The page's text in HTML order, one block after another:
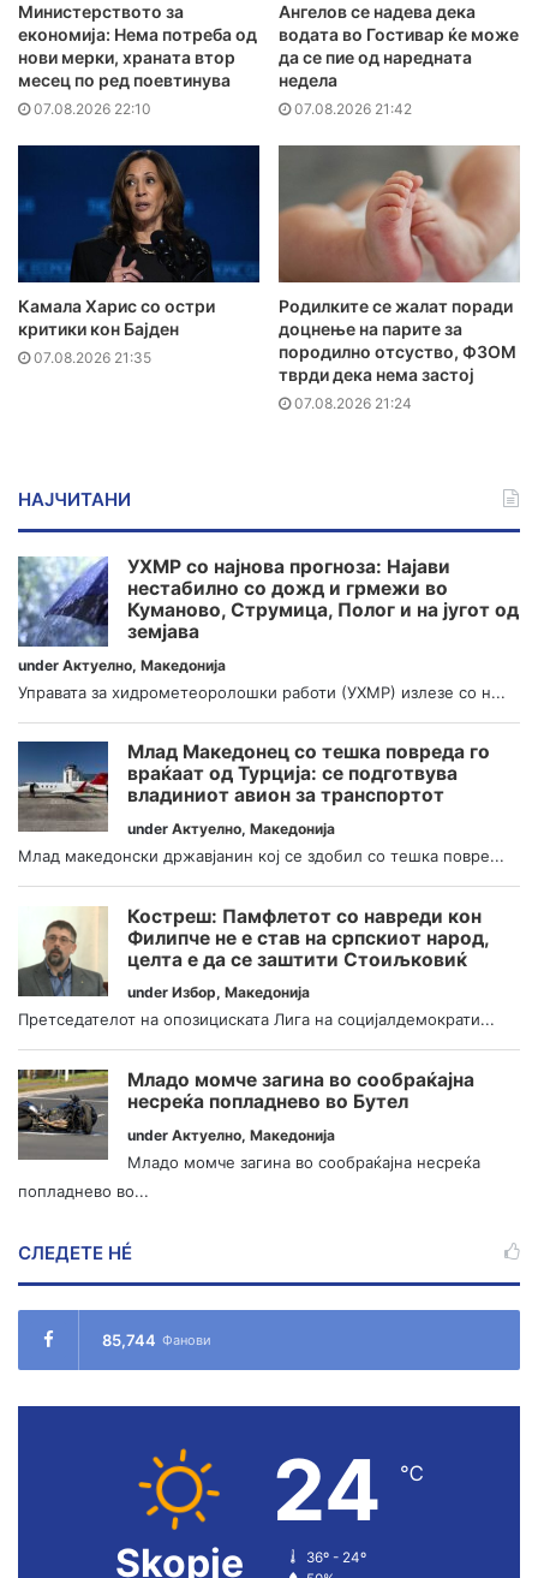
Министерството за
економија: Нема потреба од
нови мерки, храната втор
месец по ред поевтинува
07.08.2026 22:10
Ангелов се надева дека
водата во Гостивар ќе може
да се пие од наредната
недела
07.08.2026 21:42
Камала Харис со остри
критики кон Бајден
07.08.2026 21:35
Родилките се жалат поради
доцнење на парите за
породилно отсуство, ФЗОМ
тврди дека нема застој
07.08.2026 21:24
НАЈЧИТАНИ
УХМР со најнова прогноза: Најави
нестабилно со дожд и грмежи во
Куманово, Струмица, Полог и на југот од
земјава
under Актуелно, Македонија
Управата за хидрометеоролошки работи (УХМР) излезе со н...
Млад Македонец со тешка повреда го
враќаат од Турција: се подготвува
владиниот авион за транспортот
under Актуелно, Македонија
Млад македонски државјанин кој се здобил со тешка повре...
Костреш: Памфлетот со навреди кон
Филипче не е став на српскиот народ,
целта е да се заштити Стоиљковиќ
under Избор, Македонија
Претседателот на опозициската Лига на социјалдемократи...
Младо момче загина во сообраќајна
несреќа попладнево во Бутел
under Актуелно, Македонија
Младо момче загина во сообраќајна несреќа
попладнево во...
СЛЕДЕТЕ НÉ
85,744 Фанови
Skopje
24 ℃
36º - 24º